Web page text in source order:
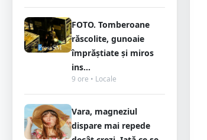
FOTO. Tomberoane
răscolite, gunoaie
împrăștiate și miros
ins...
9 ore • Locale
Vara, magneziul
dispare mai repede